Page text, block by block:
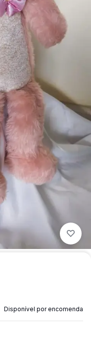
Disponível por encomenda